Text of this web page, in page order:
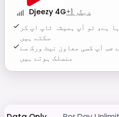
Djeezy 4G+1 دیگر
ہے، تو آپ ہمیشہ ٹاپ اپ کر
سکتے ہیں
جب آپ کسی معاون نیٹ ورک سے
منسلک ہوتے ہیں